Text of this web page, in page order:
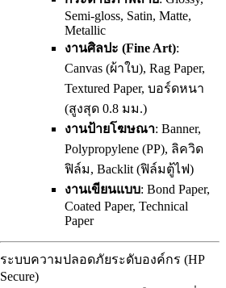
Semi-gloss, Satin, Matte,
Metallic
งานศิลปะ (Fine Art):
Canvas (ผ้าใบ), Rag Paper,
Textured Paper, บอร์ดหนา
(สูงสุด 0.8 มม.)
งานป้ายโฆษณา: Banner,
Polypropylene (PP), ลิควิด
ฟิล์ม, Backlit (ฟิล์มตู้ไฟ)
งานเขียนแบบ: Bond Paper,
Coated Paper, Technical
Paper
ระบบความปลอดภัยระดับองค์กร (HP
Secure)